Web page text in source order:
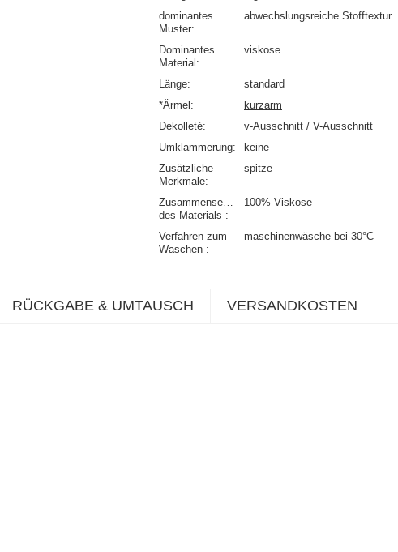
dominantes
Muster
abwechslungsreiche Stofftextur
Dominantes
Material
viskose
Länge
standard
*Ärmel
kurzarm
Dekolleté
v-Ausschnitt / V-Ausschnitt
Umklammerung
keine
Zusätzliche
Merkmale
spitze
Zusammensetzung
des Materials
100% Viskose
Verfahren zum
Waschen
maschinenwäsche bei 30°C
RÜCKGABE & UMTAUSCH VERSANDKOSTEN